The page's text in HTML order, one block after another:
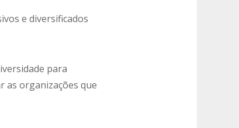
e diversificados
para
as organizações que